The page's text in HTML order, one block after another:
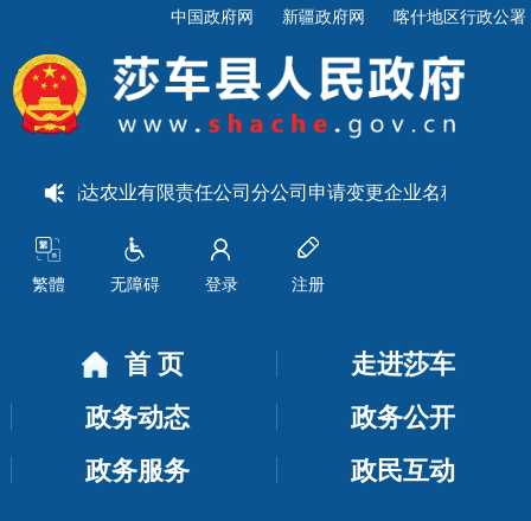
中国政府网 新疆政府网 喀什地区行政公署
莎车鸿达农业有限责任公司分公司申请变更企业名称和法定
繁體 无障碍 登录 注册
首 页
走进莎车
政务动态
政务公开
政务服务
政民互动